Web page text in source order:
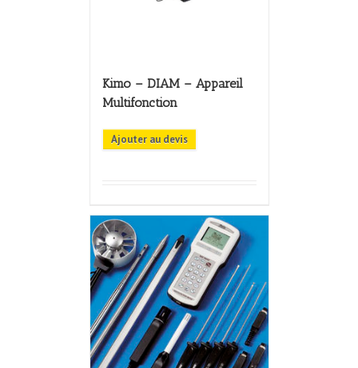
Kimo – DIAM – Appareil
Multifonction
Ajouter au devis